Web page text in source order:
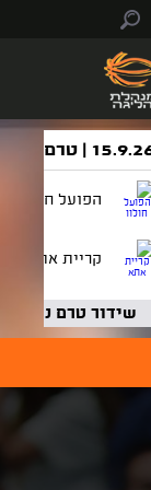
| טרם נקבע
הפועל חולון
קריית אתא
שידור טרם נקבע